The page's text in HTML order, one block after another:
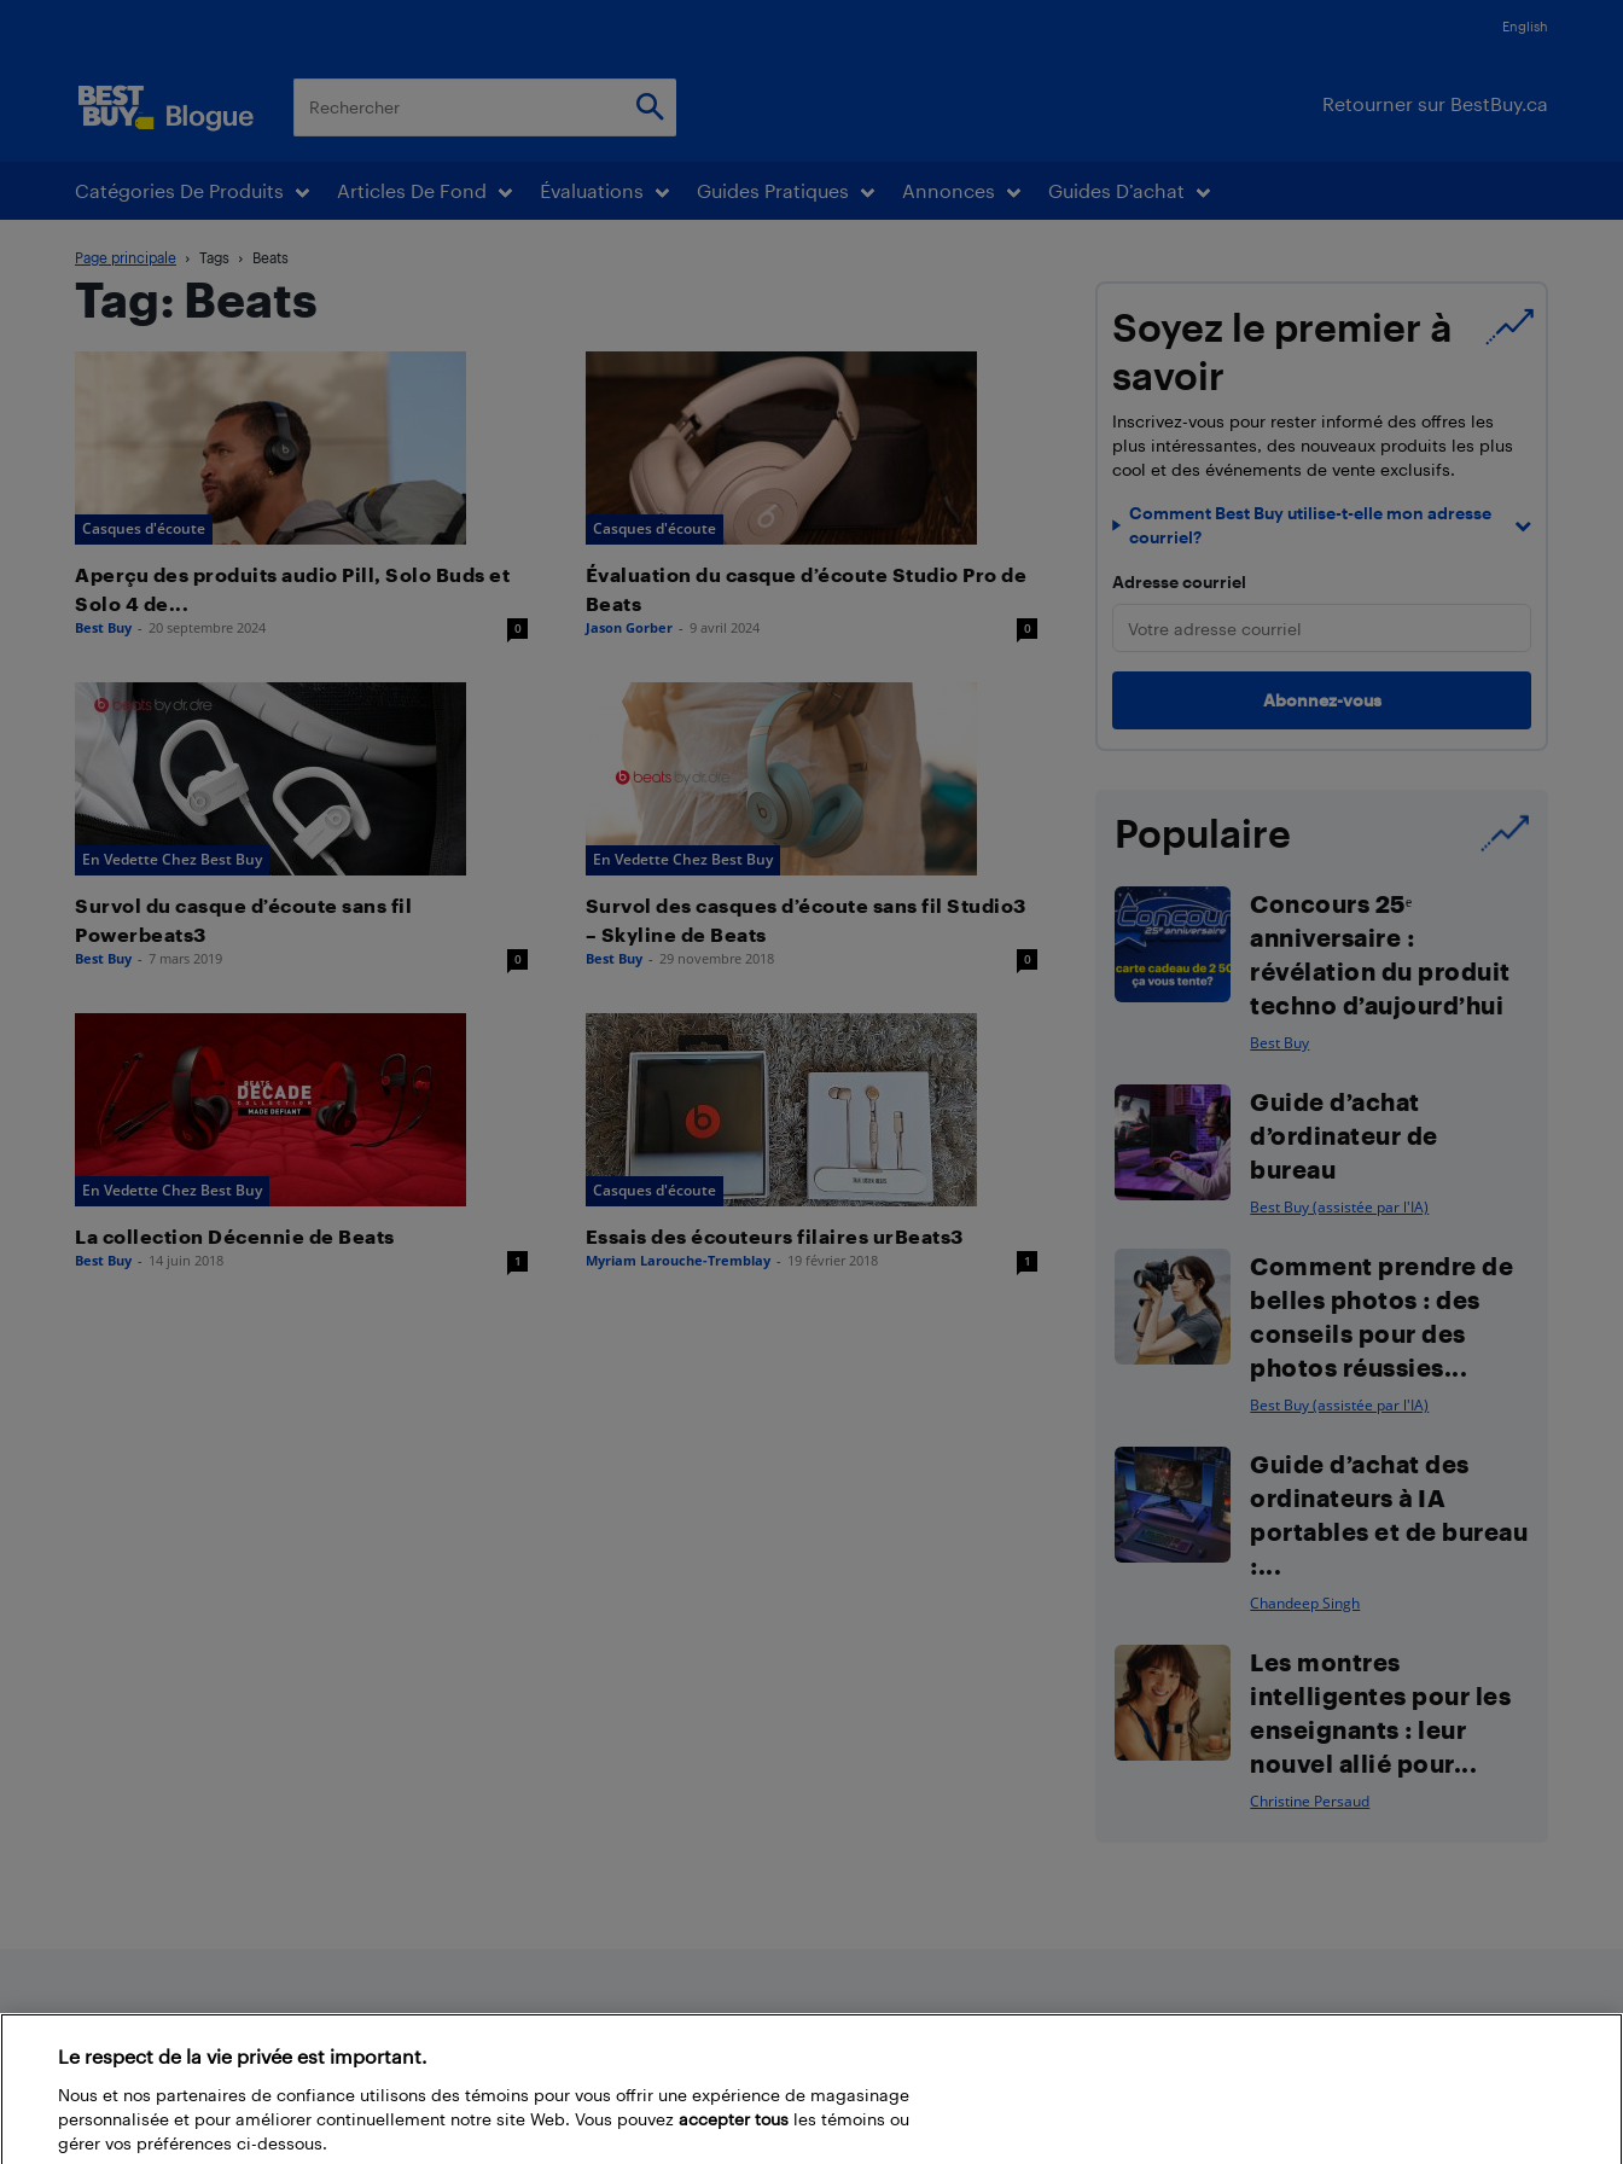
English
Retourner sur BestBuy.ca
Catégories De Produits Articles De Fond Évaluations Guides Pratiques Annonces Guides D’achat
Page principale Tags Beats
Tag: Beats
Casques d'écoute
Aperçu des produits audio Pill, Solo Buds et
Solo 4 de...
Best Buy - 20 septembre 2024 0
Casques d'écoute
Évaluation du casque d’écoute Studio Pro de
Beats
Jason Gorber - 9 avril 2024 0
En Vedette Chez Best Buy
Survol du casque d’écoute sans fil
Powerbeats3
Best Buy - 7 mars 2019 0
En Vedette Chez Best Buy
Survol des casques d’écoute sans fil Studio3
– Skyline de Beats
Best Buy - 29 novembre 2018 0
En Vedette Chez Best Buy
La collection Décennie de Beats
Best Buy - 14 juin 2018 1
Casques d'écoute
Essais des écouteurs filaires urBeats3
Myriam Larouche-Tremblay - 19 février 2018 1
Soyez le premier à
savoir
Inscrivez-vous pour rester informé des offres les
plus intéressantes, des nouveaux produits les plus
cool et des événements de vente exclusifs.
Comment Best Buy utilise-t-elle mon adresse
courriel?
Adresse courriel
Populaire
Concours 25ᵉ
anniversaire :
révélation du produit
techno d’aujourd’hui
Best Buy
Guide d’achat
d’ordinateur de
bureau
Best Buy (assistée par l'IA)
Comment prendre de
belles photos : des
conseils pour des
photos réussies...
Best Buy (assistée par l'IA)
Guide d’achat des
ordinateurs à IA
portables et de bureau
:...
Chandeep Singh
Les montres
intelligentes pour les
enseignants : leur
nouvel allié pour...
Christine Persaud
À propos du blogue de Best Buy
Branchez-vous à la communauté Best Buy. Vous pouvez
Politique de confidentialité Bestbuy.ca
Le respect de la vie privée est important.
Nous et nos partenaires de confiance utilisons des témoins pour vous offrir une expérience de magasinage
personnalisée et pour améliorer continuellement notre site Web. Vous pouvez accepter tous les témoins ou
gérer vos préférences ci-dessous.